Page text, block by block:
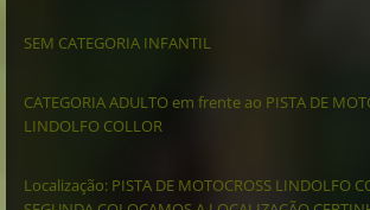
SEM CATEGORIA INFANTIL
CATEGORIA ADULTO em frente ao PISTA DE
LINDOLFO COLLOR
Localização: PISTA DE MOTOCROSS LINDOLFO